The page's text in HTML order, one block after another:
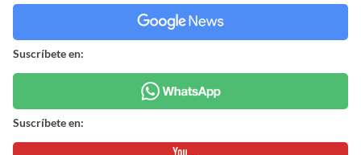
Suscríbete en:
Suscríbete en: